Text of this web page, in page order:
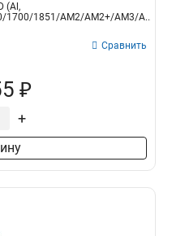
(Al,
1851/AM2/AM2+/AM3/A...
Сравнить
₽
+